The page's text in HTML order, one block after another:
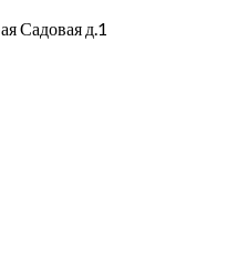
Садовая д.1